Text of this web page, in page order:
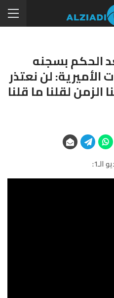
الحكم بسجنه
لن نعتذر
الزمن لقلنا ما قلنا
الـ1: